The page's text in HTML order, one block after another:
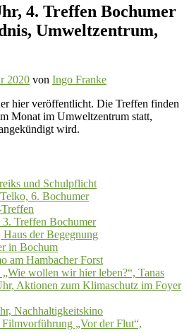
4. Treffen Bochumer
Umweltzentrum,
2020 von Ingo Franke
hier veröffentlicht. Die Treffen finden
Monat im Umweltzentrum statt,
wird.
und Schulpflicht
6. Bochumer
Treffen Bochumer
der Begegnung
in Bochum
am Hambacher Forst
wollen wir hier leben?“, Tanas
Aktionen zum Klimaschutz im Foyer
Nachhaltigkeitskino
„Vor der Flut“,